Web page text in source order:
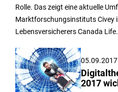
Rolle. Das zeigt eine aktuelle
Marktforschungsinstituts Civey
Lebensversicherers Canada Life.
05.09.2017
2017